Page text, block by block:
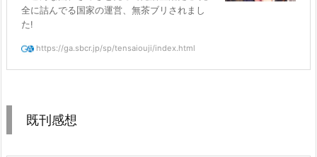
全に詰んでる国家の運営、無茶ブリされまし
た!
https://ga.sbcr.jp/sp/tensaiouji/index.html
既刊感想